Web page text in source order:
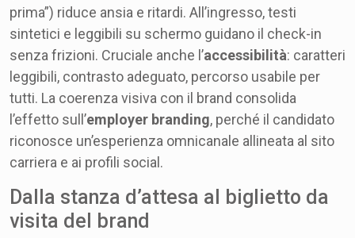
prima”) riduce ansia e ritardi. All’ingresso, testi
sintetici e leggibili su schermo guidano il check-in
senza frizioni. Cruciale anche l’accessibilità: caratteri
leggibili, contrasto adeguato, percorso usabile per
tutti. La coerenza visiva con il brand consolida
l’effetto sull’employer branding, perché il candidato
riconosce un’esperienza omnicanale allineata al sito
carriera e ai profili social.
Dalla stanza d’attesa al biglietto da
visita del brand